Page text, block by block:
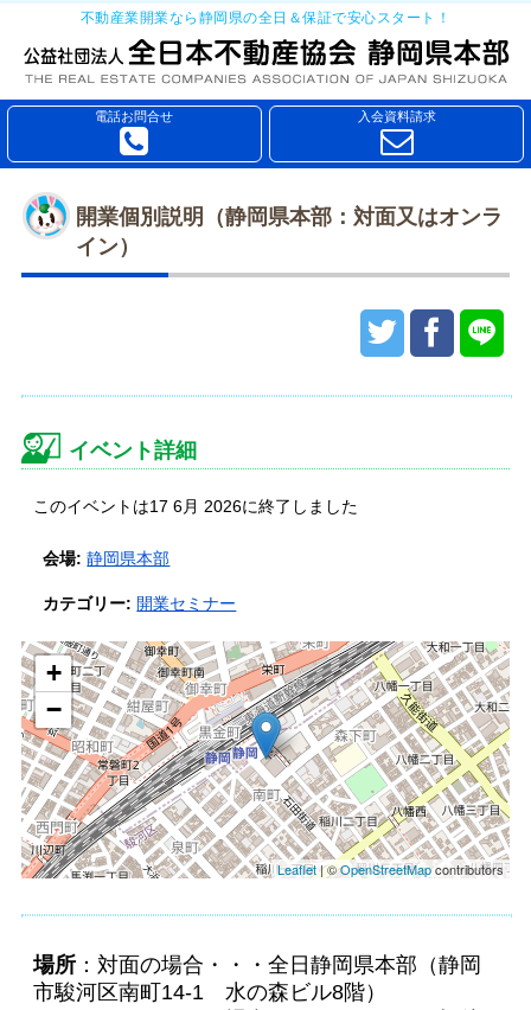
不動産業開業なら静岡県の全日＆保証で安心スタート！
電話お問合せ 入会資料請求
開業個別説明（静岡県本部：対面又はオンラ
イン）
イベント詳細
このイベントは17 6月 2026に終了しました
会場: 静岡県本部
カテゴリー: 開業セミナー
+
−
Leaflet| ©OpenStreetMapcontributors
場所 ：対面の場合・・・全日静岡県本部（静岡
市駿河区南町14-1 水の森ビル8階）